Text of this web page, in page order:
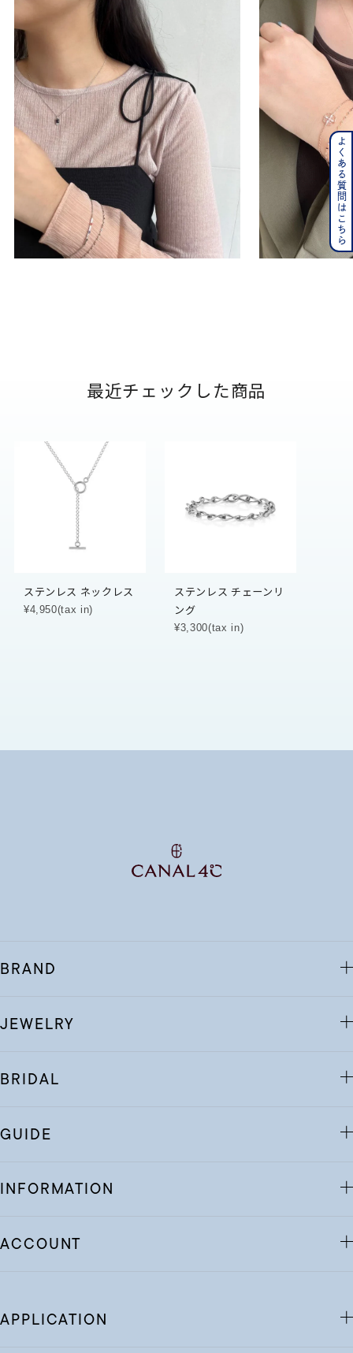
最近チェックした商品
ステンレス ネックレス
¥4,950(tax in)
ステンレス チェーンリ
ング
¥3,300(tax in)
BRAND
JEWELRY
BRIDAL
GUIDE
INFORMATION
ACCOUNT
APPLICATION
よくある質問はこちら